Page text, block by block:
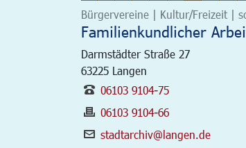
Bürgervereine | Kultur/Freizeit |
Familienkundlicher
Darmstädter Straße 27
63225 Langen
06103 9104-75
06103 9104-66
stadtarchiv@langen.de